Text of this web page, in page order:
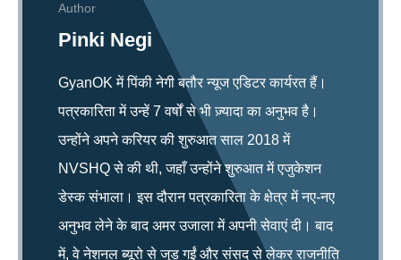
Author
Pinki Negi
GyanOK में पिंकी नेगी बतौर न्यूज एडिटर कार्यरत हैं।
पत्रकारिता में उन्हें 7 वर्षों से भी ज़्यादा का अनुभव है।
उन्होंने अपने करियर की शुरुआत साल 2018 में
NVSHQ से की थी, जहाँ उन्होंने शुरुआत में एजुकेशन
डेस्क संभाला। इस दौरान पत्रकारिता के क्षेत्र में नए-नए
अनुभव लेने के बाद अमर उजाला में अपनी सेवाएं दी। बाद
में, वे नेशनल ब्यूरो से जुड़ गईं और संसद से लेकर राजनीति